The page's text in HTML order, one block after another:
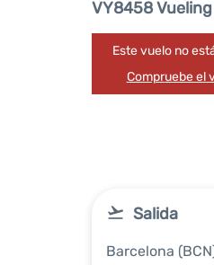
VY8458
Este vuelo no
Compruebe el
Salida
Barcelona